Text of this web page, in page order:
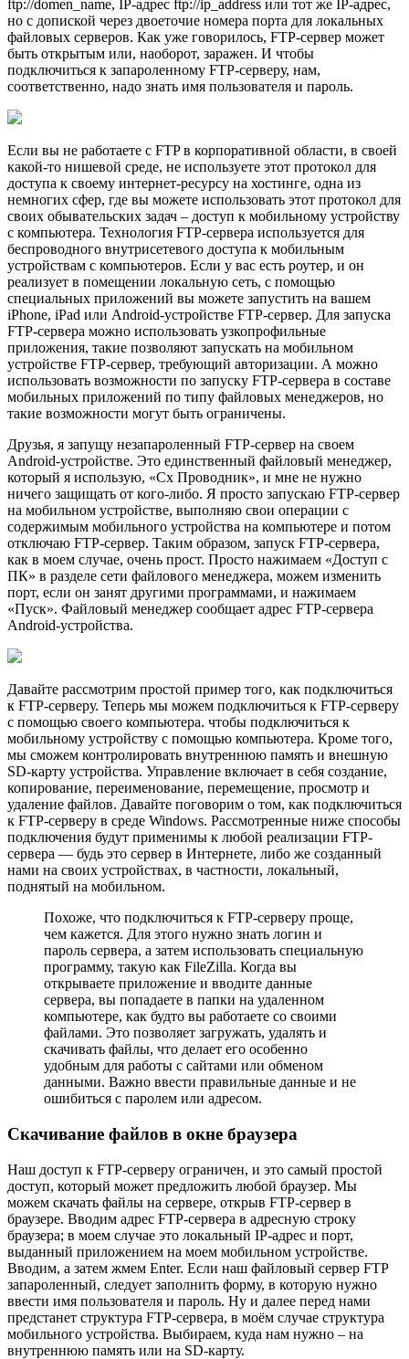
ftp://domen_name, IP-адрес ftp://ip_address или тот же IP-адрес,
но с допиской через двоеточие номера порта для локальных
файловых серверов. Как уже говорилось, FTP-сервер может
быть открытым или, наоборот, заражен. И чтобы
подключиться к запароленному FTP-серверу, нам,
соответственно, надо знать имя пользователя и пароль.
Если вы не работаете с FTP в корпоративной области, в своей
какой-то нишевой среде, не используете этот протокол для
доступа к своему интернет-ресурсу на хостинге, одна из
немногих сфер, где вы можете использовать этот протокол для
своих обывательских задач – доступ к мобильному устройству
с компьютера. Технология FTP-сервера используется для
беспроводного внутрисетевого доступа к мобильным
устройствам с компьютеров. Если у вас есть роутер, и он
реализует в помещении локальную сеть, с помощью
специальных приложений вы можете запустить на вашем
iPhone, iPad или Android-устройстве FTP-сервер. Для запуска
FTP-сервера можно использовать узкопрофильные
приложения, такие позволяют запускать на мобильном
устройстве FTP-сервер, требующий авторизации. А можно
использовать возможности по запуску FTP-сервера в составе
мобильных приложений по типу файловых менеджеров, но
такие возможности могут быть ограничены.
Друзья, я запущу незапароленный FTP-сервер на своем
Android-устройстве. Это единственный файловый менеджер,
который я использую, «Cx Проводник», и мне не нужно
ничего защищать от кого-либо. Я просто запускаю FTP-сервер
на мобильном устройстве, выполняю свои операции с
содержимым мобильного устройства на компьютере и потом
отключаю FTP-сервер. Таким образом, запуск FTP-сервера,
как в моем случае, очень прост. Просто нажимаем «Доступ с
ПК» в разделе сети файлового менеджера, можем изменить
порт, если он занят другими программами, и нажимаем
«Пуск». Файловый менеджер сообщает адрес FTP-сервера
Android-устройства.
Давайте рассмотрим простой пример того, как подключиться
к FTP-серверу. Теперь мы можем подключиться к FTP-серверу
с помощью своего компьютера. чтобы подключиться к
мобильному устройству с помощью компьютера. Кроме того,
мы сможем контролировать внутреннюю память и внешную
SD-карту устройства. Управление включает в себя создание,
копирование, переименование, перемещение, просмотр и
удаление файлов. Давайте поговорим о том, как подключиться
к FTP-серверу в среде Windows. Рассмотренные ниже способы
подключения будут применимы к любой реализации FTP-
сервера — будь это сервер в Интернете, либо же созданный
нами на своих устройствах, в частности, локальный,
поднятый на мобильном.
Похоже, что подключиться к FTP-серверу проще,
чем кажется. Для этого нужно знать логин и
пароль сервера, а затем использовать специальную
программу, такую как FileZilla. Когда вы
открываете приложение и вводите данные
сервера, вы попадаете в папки на удаленном
компьютере, как будто вы работаете со своими
файлами. Это позволяет загружать, удалять и
скачивать файлы, что делает его особенно
удобным для работы с сайтами или обменом
данными. Важно ввести правильные данные и не
ошибиться с паролем или адресом.
Скачивание файлов в окне браузера
Наш доступ к FTP-серверу ограничен, и это самый простой
доступ, который может предложить любой браузер. Мы
можем скачать файлы на сервере, открыв FTP-сервер в
браузере. Вводим адрес FTP-сервера в адресную строку
браузера; в моем случае это локальный IP-адрес и порт,
выданный приложением на моем мобильном устройстве.
Вводим, а затем жмем Enter. Если наш файловый сервер FTP
запароленный, следует заполнить форму, в которую нужно
ввести имя пользователя и пароль. Ну и далее перед нами
предстанет структура FTP-сервера, в моём случае структура
мобильного устройства. Выбираем, куда нам нужно – на
внутреннюю память или на SD-карту.